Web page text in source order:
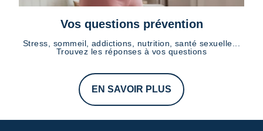
Vos questions prévention
Stress, sommeil, addictions, nutrition, santé sexuelle...
Trouvez les réponses à vos questions
EN SAVOIR PLUS